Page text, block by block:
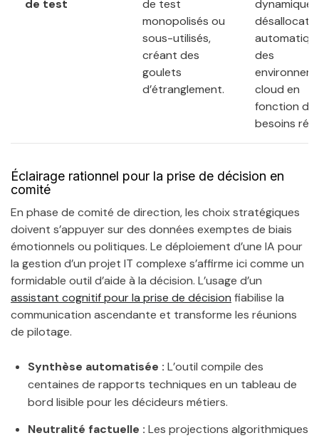
de test
de test
monopolisés ou
sous-utilisés,
créant des
goulets
d’étranglement.
dynamique
des
cloud en
fonction
besoins
Éclairage rationnel pour la prise de décision en
comité
En phase de comité de direction, les choix stratégiques
doivent s’appuyer sur des données exemptes de biais
émotionnels ou politiques. Le déploiement d’une IA pour
la gestion d’un projet IT complexe s’affirme ici comme un
formidable outil d’aide à la décision. L’usage d’un
assistant cognitif pour la prise de décision fiabilise la
communication ascendante et transforme les réunions
de pilotage.
Synthèse automatisée : L’outil compile des
centaines de rapports techniques en un tableau de
bord lisible pour les décideurs métiers.
Neutralité factuelle : Les projections algorithmiques